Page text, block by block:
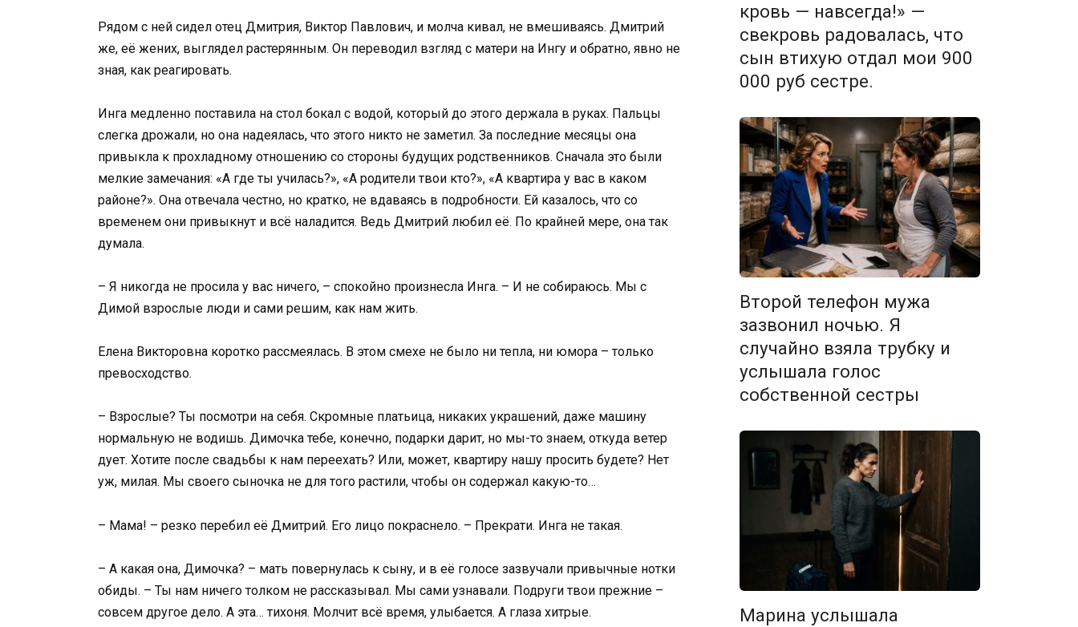
Рядом с ней сидел отец Дмитрия, Виктор Павлович, и молча кивал, не вмешиваясь. Дмитрий
же, её жених, выглядел растерянным. Он переводил взгляд с матери на Ингу и обратно, явно не
зная, как реагировать.
Инга медленно поставила на стол бокал с водой, который до этого держала в руках. Пальцы
слегка дрожали, но она надеялась, что этого никто не заметил. За последние месяцы она
привыкла к прохладному отношению со стороны будущих родственников. Сначала это были
мелкие замечания: «А где ты училась?», «А родители твои кто?», «А квартира у вас в каком
районе?». Она отвечала честно, но кратко, не вдаваясь в подробности. Ей казалось, что со
временем они привыкнут и всё наладится. Ведь Дмитрий любил её. По крайней мере, она так
думала.
– Я никогда не просила у вас ничего, – спокойно произнесла Инга. – И не собираюсь. Мы с
Димой взрослые люди и сами решим, как нам жить.
Елена Викторовна коротко рассмеялась. В этом смехе не было ни тепла, ни юмора – только
превосходство.
– Взрослые? Ты посмотри на себя. Скромные платьица, никаких украшений, даже машину
нормальную не водишь. Димочка тебе, конечно, подарки дарит, но мы-то знаем, откуда ветер
дует. Хотите после свадьбы к нам переехать? Или, может, квартиру нашу просить будете? Нет
уж, милая. Мы своего сыночка не для того растили, чтобы он содержал какую-то…
– Мама! – резко перебил её Дмитрий. Его лицо покраснело. – Прекрати. Инга не такая.
– А какая она, Димочка? – мать повернулась к сыну, и в её голосе зазвучали привычные нотки
обиды. – Ты нам ничего толком не рассказывал. Мы сами узнавали. Подруги твои прежние –
совсем другое дело. А эта… тихоня. Молчит всё время, улыбается. А глаза хитрые.
кровь — навсегда!» —
свекровь радовалась, что
сын втихую отдал мои 900
000 руб сестре.
Второй телефон мужа
зазвонил ночью. Я
случайно взяла трубку и
услышала голос
собственной сестры
Марина услышала